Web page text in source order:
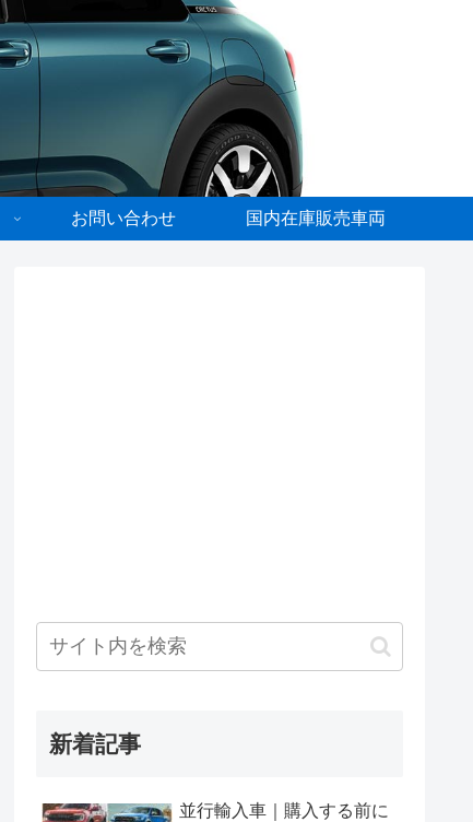
お問い合わせ 国内在庫販売車両
新着記事
並行輸入車｜購入する前に